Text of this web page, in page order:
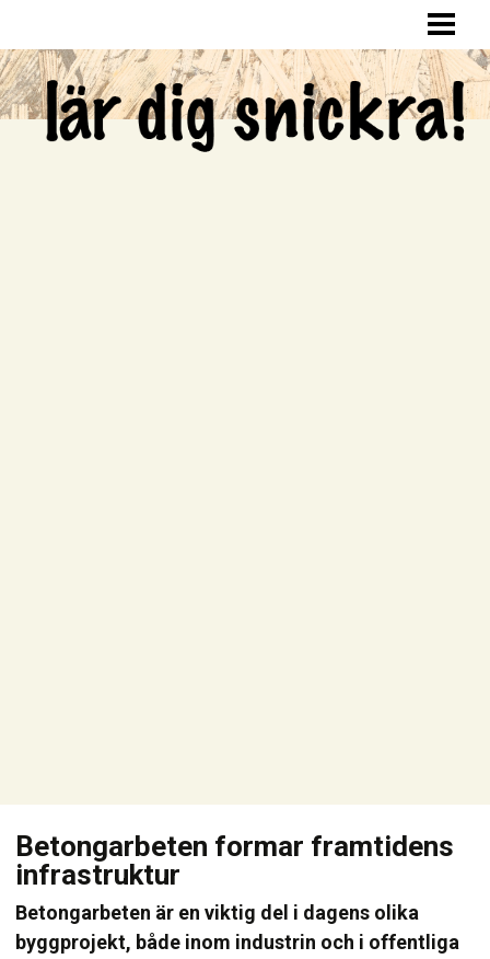
SNICKRA HEMMA
LAGA HÅL I VÄGGEN
Betongarbeten formar framtidens
infrastruktur
Betongarbeten är en viktig del i dagens olika
byggprojekt, både inom industrin och i offentliga